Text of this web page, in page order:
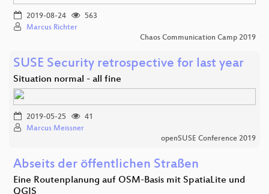
2019-08-24
563
Marcus Richter
Chaos Communication Camp 2019
SUSE Security retrospective for last year
Situation normal - all fine
2019-05-25
41
Marcus Meissner
openSUSE Conference 2019
Abseits der öffentlichen Straßen
Eine Routenplanung auf OSM-Basis mit SpatiaLite und